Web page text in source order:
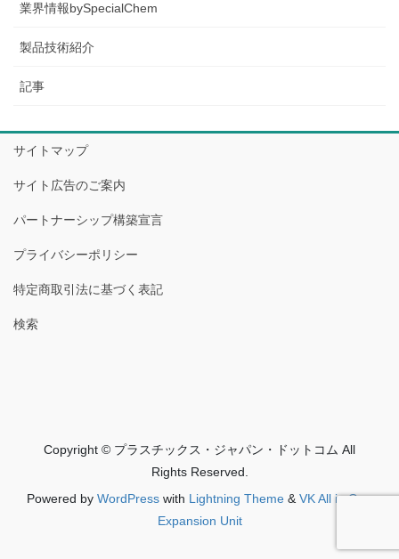
業界情報bySpecialChem
製品技術紹介
記事
サイトマップ
サイト広告のご案内
パートナーシップ構築宣言
プライバシーポリシー
特定商取引法に基づく表記
検索
Copyright © プラスチックス・ジャパン・ドットコム All
Rights Reserved.
Powered by WordPress with Lightning Theme & VK All in One
Expansion Unit